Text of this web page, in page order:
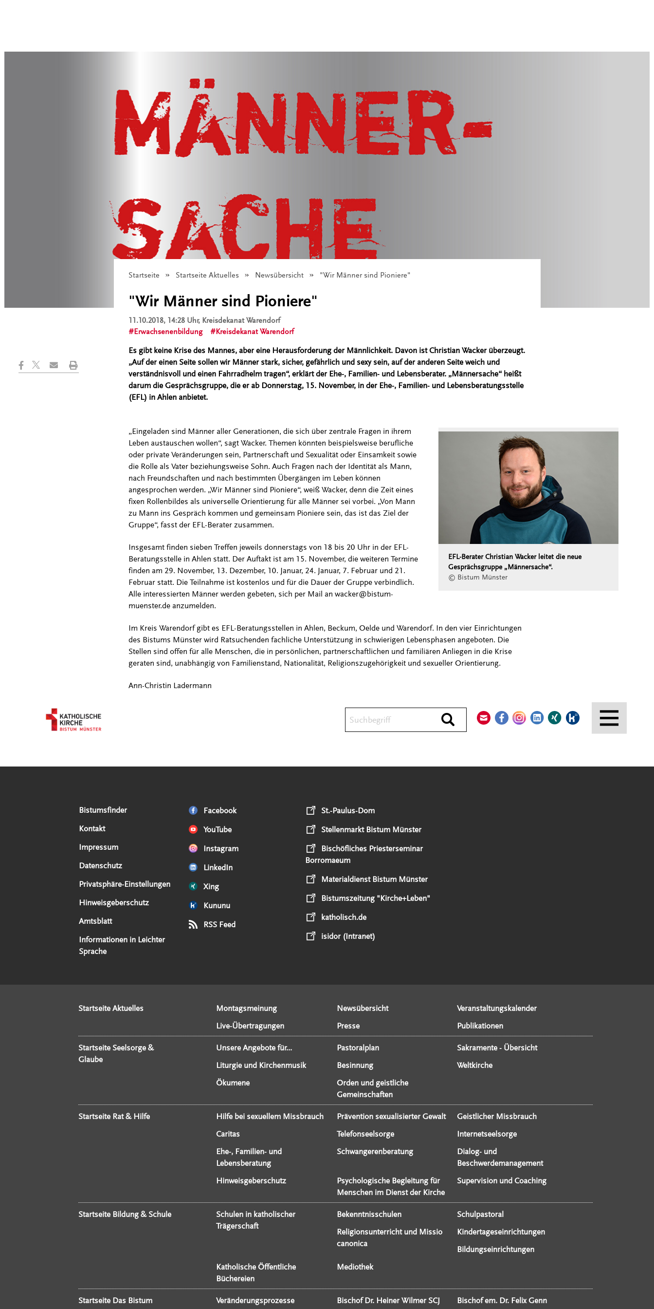
Durchsuchen
Startseite Startseite Aktuelles Newsübersicht Angezeigt:
"Wir Männer sind Pioniere"
"Wir Männer sind Pioniere"
11.10.2018, 14:28 Uhr, Kreisdekanat Warendorf
Erwachsenenbildung
Kreisdekanat Warendorf
Es gibt keine Krise des Mannes, aber eine Herausforderung der Männlichkeit. Davon ist Christian Wacker überzeugt.
„Auf der einen Seite sollen wir Männer stark, sicher, gefährlich und sexy sein, auf der anderen Seite weich und
verständnisvoll und einen Fahrradhelm tragen“, erklärt der Ehe-, Familien- und Lebensberater. „Männersache“ heißt
darum die Gesprächsgruppe, die er ab Donnerstag, 15. November, in der Ehe-, Familien- und Lebensberatungsstelle
(EFL) in Ahlen anbietet.
EFL-Berater Christian Wacker leitet die neue
Gesprächsgruppe „Männersache“.
© Bistum Münster
„Eingeladen sind Männer aller Generationen, die sich über zentrale Fragen in ihrem
Leben austauschen wollen“, sagt Wacker. Themen könnten beispielsweise berufliche
oder private Veränderungen sein, Partnerschaft und Sexualität oder Einsamkeit sowie
die Rolle als Vater beziehungsweise Sohn. Auch Fragen nach der Identität als Mann,
nach Freundschaften und nach bestimmten Übergängen im Leben können
angesprochen werden. „Wir Männer sind Pioniere“, weiß Wacker, denn die Zeit eines
fixen Rollenbildes als universelle Orientierung für alle Männer sei vorbei. „Von Mann
zu Mann ins Gespräch kommen und gemeinsam Pioniere sein, das ist das Ziel der
Gruppe“, fasst der EFL-Berater zusammen.
Insgesamt finden sieben Treffen jeweils donnerstags von 18 bis 20 Uhr in der EFL-
Beratungsstelle in Ahlen statt. Der Auftakt ist am 15. November, die weiteren Termine
finden am 29. November, 13. Dezember, 10. Januar, 24. Januar, 7. Februar und 21.
Februar statt. Die Teilnahme ist kostenlos und für die Dauer der Gruppe verbindlich.
Alle interessierten Männer werden gebeten, sich per Mail an wacker@bistum-
muenster.de anzumelden.
Im Kreis Warendorf gibt es EFL-Beratungsstellen in Ahlen, Beckum, Oelde und Warendorf. In den vier Einrichtungen
des Bistums Münster wird Ratsuchenden fachliche Unterstützung in schwierigen Lebensphasen angeboten. Die
Stellen sind offen für alle Menschen, die in persönlichen, partnerschaftlichen und familiären Anliegen in die Krise
geraten sind, unabhängig von Familienstand, Nationalität, Religionszugehörigkeit und sexueller Orientierung.
Ann-Christin Ladermann
Serviceangebote
Bistumsfinder
Kontakt
Impressum
Datenschutz
Privatsphäre-Einstellungen
Hinweisgeberschutz
Amtsblatt
Informationen in Leichter
Sprache
Social Media Angebote Facebook
YouTube
Instagram
LinkedIn
Xing
Kununu
RSS Feed
Externe Links St.-Paulus-Dom
Stellenmarkt Bistum Münster
Bischöfliches Priesterseminar
Borromaeum
Materialdienst Bistum Münster
Bistumszeitung "Kirche+Leben"
katholisch.de
isidor (Intranet)
Startseite Aktuelles Montagsmeinung Newsübersicht
Veranstaltungskalender
Live-Übertragungen
Presse Publikationen
Startseite Seelsorge &
Glaube
Unsere Angebote für... Pastoralplan
Sakramente - Übersicht
Liturgie und Kirchenmusik
Besinnung
Weltkirche
Ökumene
Orden und geistliche
Gemeinschaften
Startseite Rat & Hilfe Hilfe bei sexuellem Missbrauch Prävention sexualisierter Gewalt
Geistlicher Missbrauch
Caritas
Telefonseelsorge
Internetseelsorge
Ehe-, Familien- und
Lebensberatung
Schwangerenberatung
Dialog- und
Beschwerdemanagement
Hinweisgeberschutz
Psychologische Begleitung für
Menschen im Dienst der Kirche
Supervision und Coaching
Startseite Bildung & Schule
Schulen in katholischer
Trägerschaft
Bekenntnisschulen
Schulpastoral
Religionsunterricht und Missio
canonica
Kindertageseinrichtungen
Bildungseinrichtungen
Katholische Öffentliche
Büchereien
Mediothek
Startseite Das Bistum Veränderungsprozesse Bischof Dr. Heiner Wilmer SCJ Bischof em. Dr. Felix Genn